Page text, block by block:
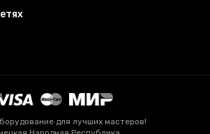
для лучших мастеров!